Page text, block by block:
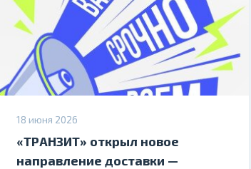
18 июня 2026
«ТРАНЗИТ» открыл новое
направление доставки —